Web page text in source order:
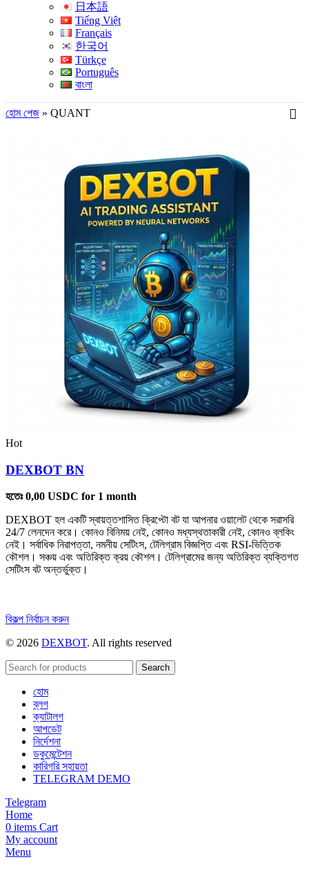
日本語
Tiếng Việt
Français
한국어
Türkçe
Português
বাংলা
হোম পেজ » QUANT
Hot
DEXBOT BN
হতেঃ0,00 USDC for 1 month
DEXBOT হল একটি স্বায়ত্তশাসিত ক্রিপ্টো বট যা আপনার ওয়ালেট থেকে সরাসরি
24/7 লেনদেন করে। কোনও বিনিময় নেই, কোনও মধ্যস্থতাকারী নেই, কোনও ব্লকিং
নেই। সর্বাধিক নিরাপত্তা, নমনীয় সেটিংস, টেলিগ্রাম বিজ্ঞপ্তি এবং RSI-ভিত্তিক
কৌশল। সঞ্চয় এবং অতিরিক্ত ক্রয় কৌশল। টেলিগ্রামের জন্য অতিরিক্ত ব্যক্তিগত
সেটিংস বট অন্তর্ভুক্ত।
বিকল্প নির্বাচন করুনএই
একাধিক
রয়েছে।
পারে।
© 2026 DEXBOT. All rights reserved
Search
হোম
ব্লগ
ক্যাটালগ
আপডেট
নির্দেশনা
ডকুমেন্টেশন
কারিগরি সহায়তা
TELEGRAM DEMO
Telegram
Home
0 items Cart
My account
Menu